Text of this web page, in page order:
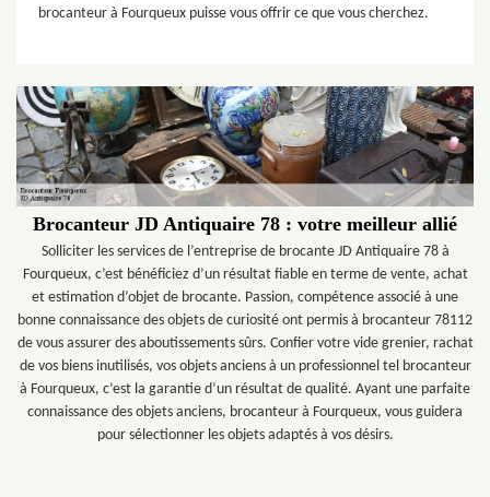
brocanteur à Fourqueux puisse vous offrir ce que vous cherchez.
Brocanteur JD Antiquaire 78 : votre meilleur allié
Solliciter les services de l’entreprise de brocante JD Antiquaire 78 à
Fourqueux, c’est bénéficiez d’un résultat fiable en terme de vente, achat
et estimation d’objet de brocante. Passion, compétence associé à une
bonne connaissance des objets de curiosité ont permis à brocanteur 78112
de vous assurer des aboutissements sûrs. Confier votre vide grenier, rachat
de vos biens inutilisés, vos objets anciens à un professionnel tel brocanteur
à Fourqueux, c’est la garantie d’un résultat de qualité. Ayant une parfaite
connaissance des objets anciens, brocanteur à Fourqueux, vous guidera
pour sélectionner les objets adaptés à vos désirs.